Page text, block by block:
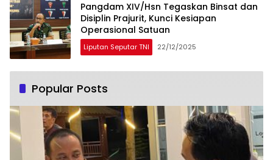
Pangdam XIV/Hsn Tegaskan Binsat dan
Disiplin Prajurit, Kunci Kesiapan
Operasional Satuan
Liputan Seputar TNI 22/12/2025
Popular Posts